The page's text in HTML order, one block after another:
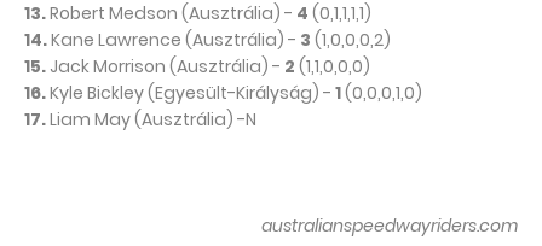
13.Robert Medson (Ausztrália) - 4 (0,1,1,1,1)
14.Kane Lawrence (Ausztrália) - 3 (1,0,0,0,2)
15. Jack Morrison (Ausztrália) - 2 (1,1,0,0,0)
16.Kyle Bickley (Egyesült-Királyság) - 1(0,0,0,1,0)
17.Liam May (Ausztrália) -N
australianspeedwayriders.com